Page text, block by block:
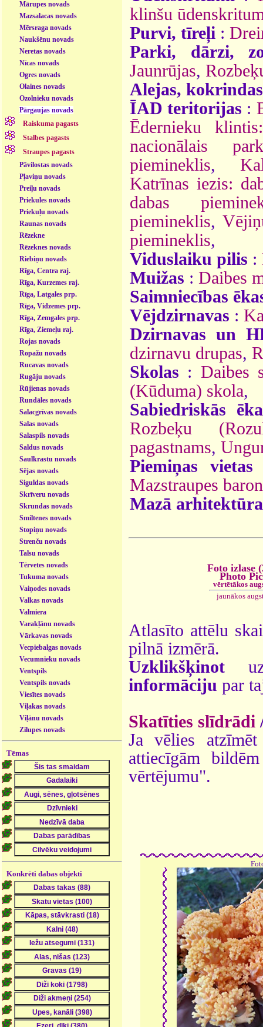
Mārupes novads
Mazsalacas novads
Mērsraga novads
Naukšēnu novads
Neretas novads
Nīcas novads
Ogres novads
Olaines novads
Ozolnieku novads
Pārgaujas novads
Raiskuma pagasts
Stalbes pagasts
Straupes pagasts
Pāvilostas novads
Pļaviņu novads
Preiļu novads
Priekules novads
Priekuļu novads
Raunas novads
Rēzekne
Rēzeknes novads
Riebiņu novads
Rīga, Centra raj.
Rīga, Kurzemes raj.
Rīga, Latgales prp.
Rīga, Vidzemes prp.
Rīga, Zemgales prp.
Rīga, Ziemeļu raj.
Rojas novads
Ropažu novads
Rucavas novads
Rugāju novads
Rūjienas novads
Rundāles novads
Salacgrīvas novads
Salas novads
Salaspils novads
Saldus novads
Saulkrastu novads
Sējas novads
Siguldas novads
Skrīveru novads
Skrundas novads
Smiltenes novads
Stopiņu novads
Strenču novads
Talsu novads
Tērvetes novads
Tukuma novads
Vaiņodes novads
Valkas novads
Valmiera
Varakļānu novads
Vārkavas novads
Vecpiebalgas novads
Vecumnieku novads
Ventspils
Ventspils novads
Viesītes novads
Viļakas novads
Viļānu novads
Zilupes novads
Tēmas
Konkrēti dabas objekti
klinšu
Purvi, tīreļi :
Parki, dārzi,
Jaunrūjas,
Alejas, kokrindas
ĪAD teritorijas :
Ēdernieku
nacionālais
piemineklis,
Katrīnas iezis:
dabas
piemineklis,
piemineklis,
Viduslaiku pilis :
Muižas : Daibes
Saimniecības
Vējdzirnavas :
Dzirnavas un
dzirnavu drupas,
Skolas : Daibes
(Kūduma) skola,
Sabiedriskās
Rozbeķu
pagastnams,
Piemiņas vietas
Mazstraupes
Mazā arhitektūra
Foto izlase
Photo
vērtētākos
jaunākos
Atlasīto attēlu
pilnā izmērā.
Uzklikšķinot
informāciju par
Skatīties slīdrādi
Ja vēlies
attiecīgām
vērtējumu".